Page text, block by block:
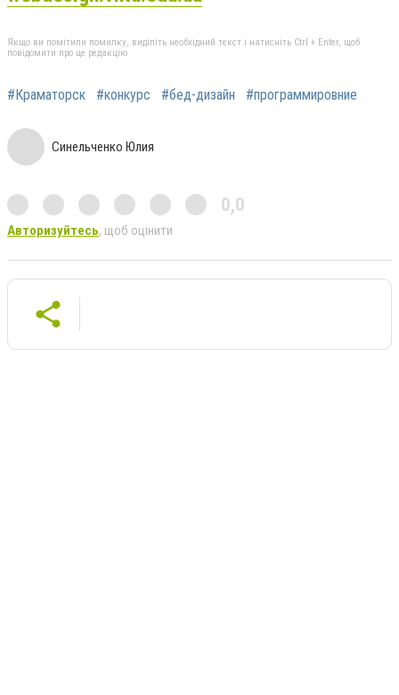
Якщо ви помітили помилку, виділіть необхідний текст і натисніть Ctrl + Enter, щоб
повідомити про це редакцію
#Краматорск #конкурс #бед-дизайн #программировние
Синельченко Юлия
0,0
Авторизуйтесь, щоб оцінити